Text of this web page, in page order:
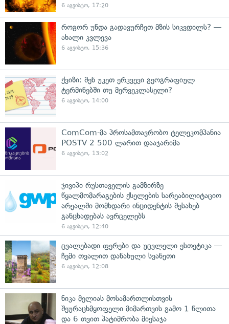
6 აგვისტო, 17:20
როგორ უნდა გადავურჩეთ მზის სიკვდილს? —
ახალი კვლევა
6 აგვისტო, 15:36
ქვიზი: შენ უკეთ ერკვევი გეოგრაფიულ
ტერმინებში თუ მერვეკლასელი?
6 აგვისტო, 14:00
ComCom-მა პროსამთავრობო ტელეკომპანია
POSTV 2 500 ლარით დააჯარიმა
6 აგვისტო, 13:02
ჯივიპი რუსთაველის გამზირზე
წყალმომარაგების ქსელების სარეაბილიტაციო
არეალში მომხდარი ინციდენტის შესახებ
განცხადებას ავრცელებს
6 აგვისტო, 12:40
ცვალებადი ფერები და უცვლელი ესთეტიკა —
ჩემი თვალით დანახული სვანეთი
6 აგვისტო, 12:08
ნიკა მელიას მოსამართლისთვის
შეურაცხმყოფელი მიმართვის გამო 1 წლითა
და 6 თვით პატიმრობა მიესაჯა